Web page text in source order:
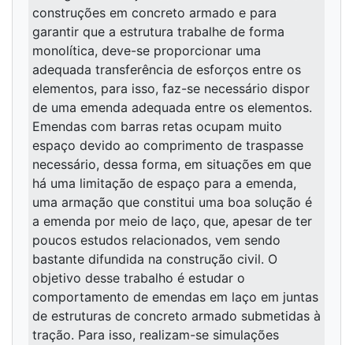
construções em concreto armado e para
garantir que a estrutura trabalhe de forma
monolítica, deve-se proporcionar uma
adequada transferência de esforços entre os
elementos, para isso, faz-se necessário dispor
de uma emenda adequada entre os elementos.
Emendas com barras retas ocupam muito
espaço devido ao comprimento de traspasse
necessário, dessa forma, em situações em que
há uma limitação de espaço para a emenda,
uma armação que constitui uma boa solução é
a emenda por meio de laço, que, apesar de ter
poucos estudos relacionados, vem sendo
bastante difundida na construção civil. O
objetivo desse trabalho é estudar o
comportamento de emendas em laço em juntas
de estruturas de concreto armado submetidas à
tração. Para isso, realizam-se simulações